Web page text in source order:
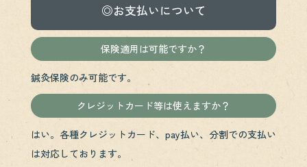
◎お支払いについて
保険適用は可能ですか？
鍼灸保険のみ可能です。
クレジットカード等は使えますか？
はい。各種クレジットカード、pay払い、分割での支払い
は対応しております。